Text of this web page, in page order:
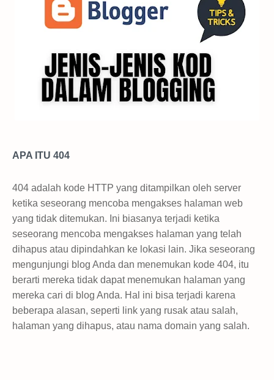
APA ITU 404
404 adalah kode HTTP yang ditampilkan oleh server
ketika seseorang mencoba mengakses halaman web
yang tidak ditemukan. Ini biasanya terjadi ketika
seseorang mencoba mengakses halaman yang telah
dihapus atau dipindahkan ke lokasi lain. Jika seseorang
mengunjungi blog Anda dan menemukan kode 404, itu
berarti mereka tidak dapat menemukan halaman yang
mereka cari di blog Anda. Hal ini bisa terjadi karena
beberapa alasan, seperti link yang rusak atau salah,
halaman yang dihapus, atau nama domain yang salah.